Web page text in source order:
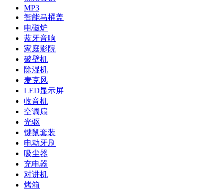
MP3
智能马桶盖
电磁炉
蓝牙音响
家庭影院
破壁机
除湿机
麦克风
LED显示屏
收音机
空调扇
光驱
键鼠套装
电动牙刷
吸尘器
充电器
对讲机
烤箱